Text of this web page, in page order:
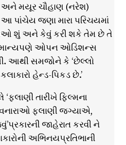
અને મયૂર ચૌહાણ (નરેશ)
પાંચેય જણા મારા પરિચયમાં
શું અને કેવું કરી શકે તેમ છે તે
ઓપન ઓડિશન્સ
આથી સમજોને કે ‘છેલ્લો
હેન્ડ-પિકડ છે.’
તારીખે ફ્લ્મિના
ફ્લાણી જગ્યાએ,
જાહેરાત કરવી ને
અભિનયપ્રતિભાની